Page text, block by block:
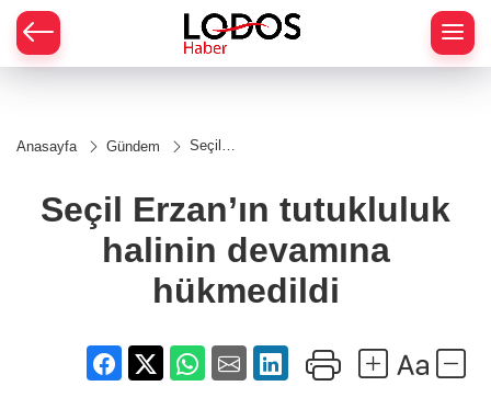
Anasayfa Gündem
Seçil
devamına
Seçil Erzan’ın tutukluluk
halinin devamına
hükmedildi